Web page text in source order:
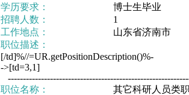
学历要求：
博士生毕业
招聘人数：
1
工作地点：
山东省济南市
职位描述：
[/td]%//=UR.getPositionDescription()%-
->[td=3,1]
职位名称：
其它科研人员类